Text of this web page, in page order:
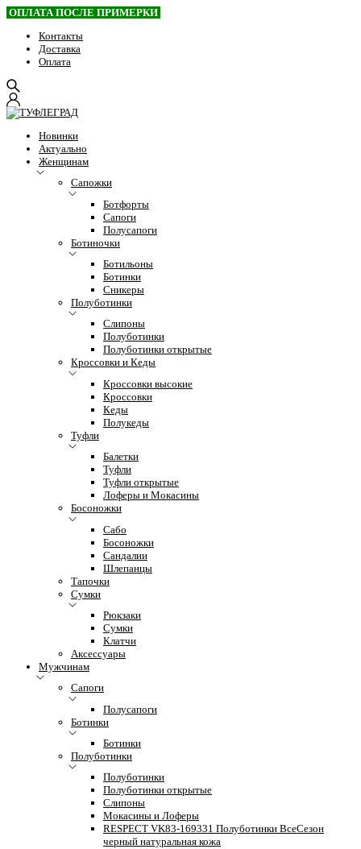
ОПЛАТА ПОСЛЕ ПРИМЕРКИ
Контакты
Доставка
Оплата
Новинки
Актуально
Женщинам
Сапожки
Ботфорты
Сапоги
Полусапоги
Ботиночки
Ботильоны
Ботинки
Сникеры
Полуботинки
Слипоны
Полуботинки
Полуботинки открытые
Кроссовки и Кеды
Кроссовки высокие
Кроссовки
Кеды
Полукеды
Туфли
Балетки
Туфли
Туфли открытые
Лоферы и Мокасины
Босоножки
Сабо
Босоножки
Сандалии
Шлепанцы
Тапочки
Сумки
Рюкзаки
Сумки
Клатчи
Аксессуары
Мужчинам
Сапоги
Полусапоги
Ботинки
Ботинки
Полуботинки
Полуботинки
Полуботинки открытые
Слипоны
Мокасины и Лоферы
RESPECT VK83-169331 Полуботинки ВсеСезон
черный натуральная кожа